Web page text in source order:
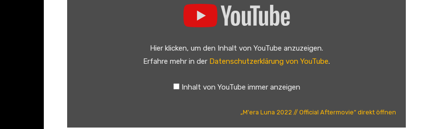
Hier klicken, um den Inhalt von YouTube anzuzeigen.
Erfahre mehr in der Datenschutzerklärung von YouTube.
Inhalt von YouTube immer anzeigen
„M'era Luna 2022 // Official Aftermovie“ direkt öffnen